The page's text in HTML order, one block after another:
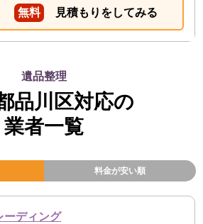
無料 見積もりをしてみる
遺品整理
品川区対応の
業者一覧
料金が安い順
ーディング